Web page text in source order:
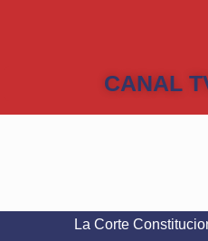
CANAL
Corte Constitucional pone